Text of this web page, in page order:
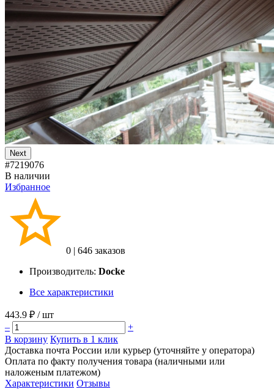
Next
#7219076
В наличии
Избранное
0 | 646 заказов
Производитель: Docke
Все характеристики
443.9 ₽ / шт
–
+
В корзину Купить в 1 клик
Доставка почта России или курьер (уточняйте у оператора)
Оплата по факту получения товара (наличными или
наложеным платежом)
Характеристики Отзывы